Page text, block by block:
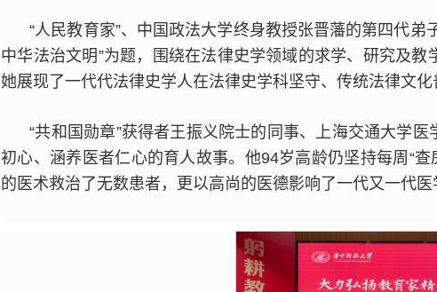
“人民教育家”、中国政法大学终身教授张晋藩的第四代
中华法治文明”为题，围绕在法律史学领域的求学、研究及
她展现了一代代法律史学人在法律史学科坚守、传统法律文
“共和国勋章”获得者王振义院士的同事、上海交通大学
初心、涵养医者仁心的育人故事。他94岁高龄仍坚持每周“
的医术救治了无数患者，更以高尚的医德影响了一代又一代医